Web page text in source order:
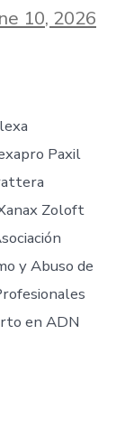
10, 2026
Paxil
Zoloft
y Abuso de
en ADN